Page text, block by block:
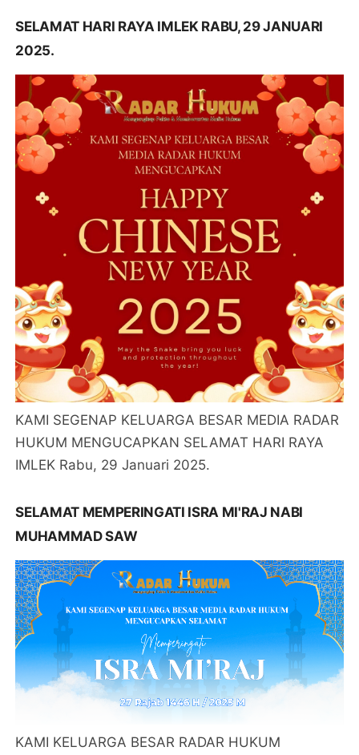
SELAMAT HARI RAYA IMLEK RABU, 29 JANUARI
2025.
KAMI SEGENAP KELUARGA BESAR MEDIA RADAR
HUKUM MENGUCAPKAN SELAMAT HARI RAYA
IMLEK Rabu, 29 Januari 2025.
SELAMAT MEMPERINGATI ISRA MI'RAJ NABI
MUHAMMAD SAW
KAMI KELUARGA BESAR RADAR HUKUM